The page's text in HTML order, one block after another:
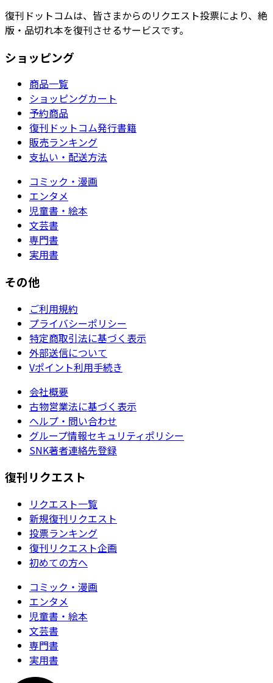
復刊ドットコムは、皆さまからのリクエスト投票により、絶
版・品切れ本を復刊させるサービスです。
ショッピング
商品一覧
ショッピングカート
予約商品
復刊ドットコム発行書籍
販売ランキング
支払い・配送方法
コミック・漫画
エンタメ
児童書・絵本
文芸書
専門書
実用書
その他
ご利用規約
プライバシーポリシー
特定商取引法に基づく表示
外部送信について
Vポイント利用手続き
会社概要
古物営業法に基づく表示
ヘルプ・問い合わせ
グループ情報セキュリティポリシー
SNK著者連絡先登録
復刊リクエスト
リクエスト一覧
新規復刊リクエスト
投票ランキング
復刊リクエスト企画
初めての方へ
コミック・漫画
エンタメ
児童書・絵本
文芸書
専門書
実用書